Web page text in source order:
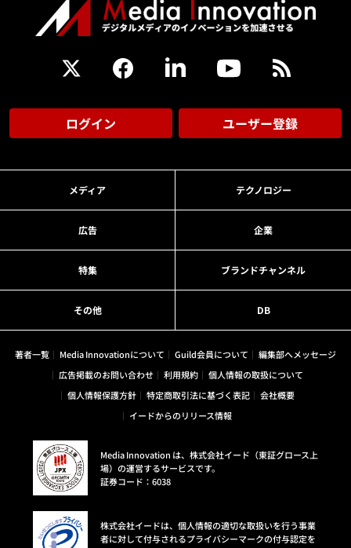
ログイン ユーザー登録
メディア テクノロジー
広告 企業
特集 ブランドチャンネル
その他 DB
著者一覧 Media Innovationについて Guild会員について
編集部へメッセージ
広告掲載のお問い合わせ
利用規約
個人情報の取扱について
個人情報保護方針
特定商取引法に基づく表記
会社概要
イードからのリリース情報
Media Innovation は、株式会社イード（東証グロース上
場）の運営するサービスです。
証券コード：6038
株式会社イードは、個人情報の適切な取扱いを行う事業
者に対して付与されるプライバシーマークの付与認定を